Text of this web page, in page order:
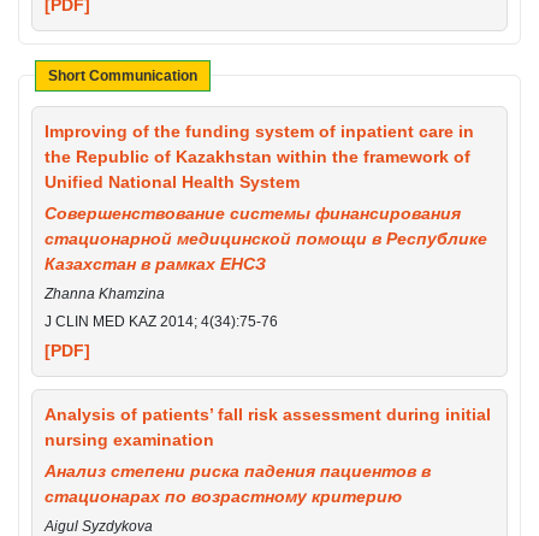
[PDF]
Short Communication
Improving of the funding system of inpatient care in
the Republic of Kazakhstan within the framework of
Unified National Health System
Совершенствование системы финансирования
стационарной медицинской помощи в Республике
Казахстан в рамках ЕНСЗ
Zhanna Khamzina
J CLIN MED KAZ 2014; 4(34):75-76
[PDF]
Analysis of patients’ fall risk assessment during initial
nursing examination
Анализ степени риска падения пациентов в
стационарах по возрастному критерию
Aigul Syzdykova